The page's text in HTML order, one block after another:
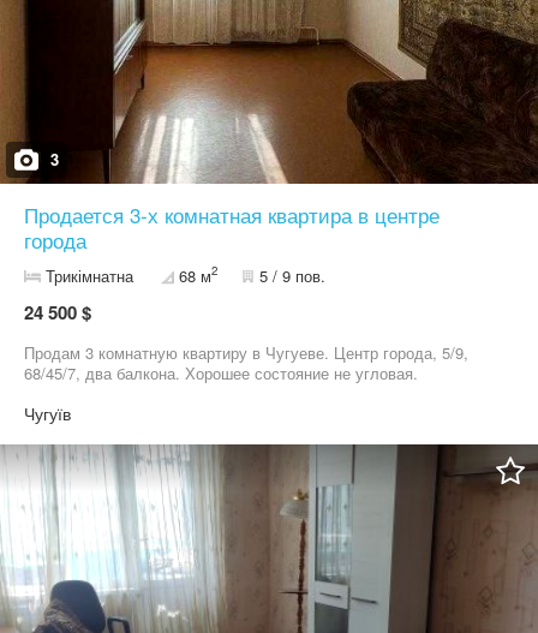
3
Продается 3-х комнатная квартира в центре
города
Трикімнатна 68 м2 5 / 9 пов.
24 500 $
Продам 3 комнатную квартиру в Чугуеве. Центр города, 5/9,
68/45/7, два балкона. Хорошее состояние не угловая.
Чугуїв